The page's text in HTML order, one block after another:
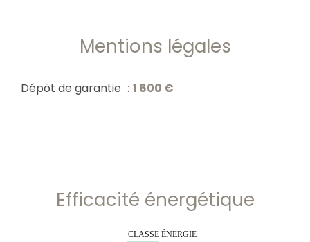
Mentions légales
Dépôt de garantie 1 600 €
Efficacité énergétique